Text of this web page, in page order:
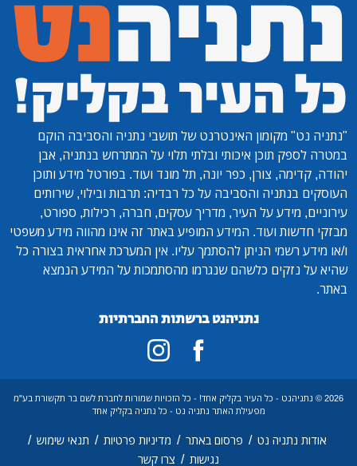
"נתניה נט" מקומון האינטרנט של תושבי נתניה והסביבה הוקם
במטרה לספק תוכן איכותי ובלתי תלוי על המתרחש בנתניה, אבן
יהודה, קדימה, צורן, כפר יונה, תל מונד ועוד. בפורטל מידע ותוכן
העוסקים בנתניה והסביבה על כל רבדיה: תרבות ובילוי, שירותים
עירוניים, מידע על העיר, מדריך עסקים, חברה, רכילות, ספורט,
מבזקי חדשות ועוד. המידע המופיע באתר זה אינו מהווה מידע משפטי
ו/או מידע רשמי הניתן להסתמך עליו. אין המערכת אחראית בצורה כל
שהיא על נזקים כלשהם שנגרמו מהסתמכות על המידע הנמצא
באתר.
נתניהנט ברשתות החברתיות
2026 © נתניהנט - כל העיר בקליק אחד! - כל הזכויות שמורות לחברת לשם בר תקשורת בע"מ
מפעילת האתר נתניה נט - כל נתניה בקליק אחד
אודות נתניה נט / פרסום באתר / מדיניות פרטיות / תנאי שימוש /
נגישות / צרו קשר